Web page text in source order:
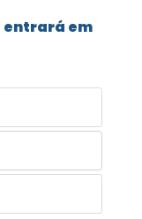
entrará em